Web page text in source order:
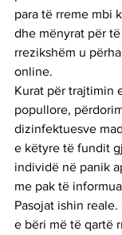
para të rreme mbi
dhe mënyrat për
rrezikshëm u
online.
Kurat për trajtimin
popullore,
dizinfektuesve
e këtyre të fundit
individë në panik
me pak të
Pasojat ishin
e bëri më të qartë